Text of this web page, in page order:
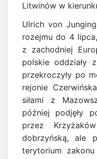
Litwinów w
Ulrich von
rozejmu do 4
z zachodniej
polskie oddziały
przekroczyły po
rejonie
siłami z
później podjęły
przez
dobrzyńską, ale
terytorium